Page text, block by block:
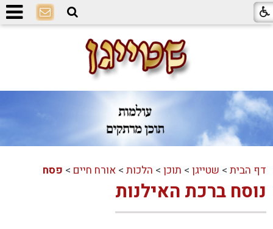
דף הבית > שטייגן > תוכן > הלכות >אורח חיים > פסח
נוסח ברכת האילנות